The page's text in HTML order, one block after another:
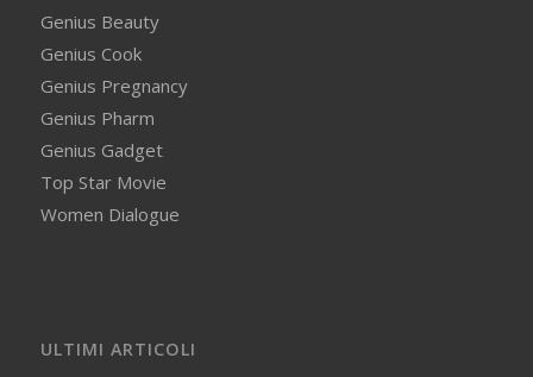
Genius Beauty
Genius Cook
Genius Pregnancy
Genius Pharm
Genius Gadget
Top Star Movie
Women Dialogue
ULTIMI ARTICOLI